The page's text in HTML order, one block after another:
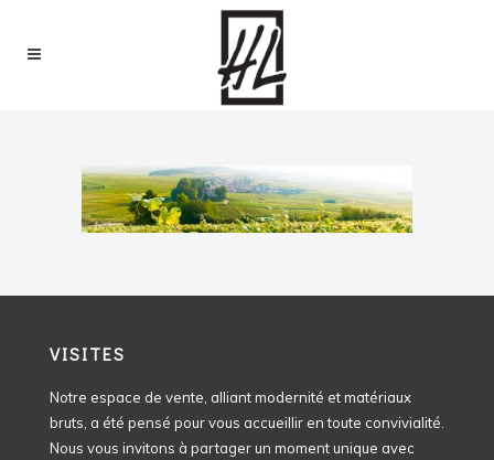
VISITES
Notre espace de vente, alliant modernité et matériaux
bruts, a été pensé pour vous accueillir en toute convivialité.
Nous vous invitons à partager un moment unique avec